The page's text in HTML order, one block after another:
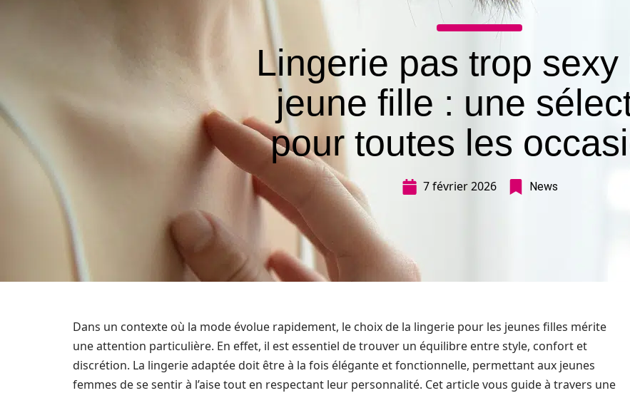
Lingerie pas trop sexy
jeune fille : une
pour toutes les
7 février 2026 News
Dans un contexte où la mode évolue rapidement, le choix de la lingerie pour les jeunes filles mérite
une attention particulière. En effet, il est essentiel de trouver un équilibre entre style, confort et
discrétion. La lingerie adaptée doit être à la fois élégante et fonctionnelle, permettant aux jeunes
femmes de se sentir à l’aise tout en respectant leur personnalité. Cet article vous guide à travers une